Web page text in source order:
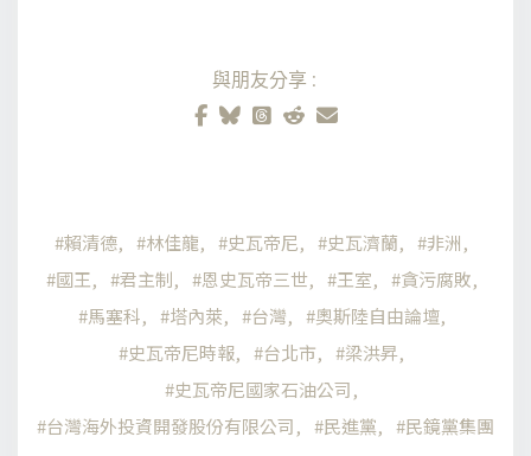
與朋友分享:
賴清德 林佳龍 史瓦帝尼 史瓦濟蘭
非洲
國王
君主制 恩史瓦帝三世 王室
貪污腐敗
馬塞科
塔內萊 台灣
奧斯陸自由論壇
史瓦帝尼時報
台北市
梁洪昇
史瓦帝尼國家石油公司
台灣海外投資開發股份有限公司
民進黨 民鏡黨集團